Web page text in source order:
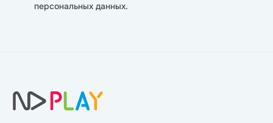
персональных данных.